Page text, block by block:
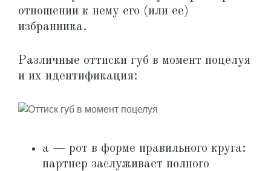
отношении к нему его (или ее)
избранника.
Различные оттиски губ в момент поцелуя
и их идентификация:
а — рот в форме правильного круга:
партнер заслуживает полного